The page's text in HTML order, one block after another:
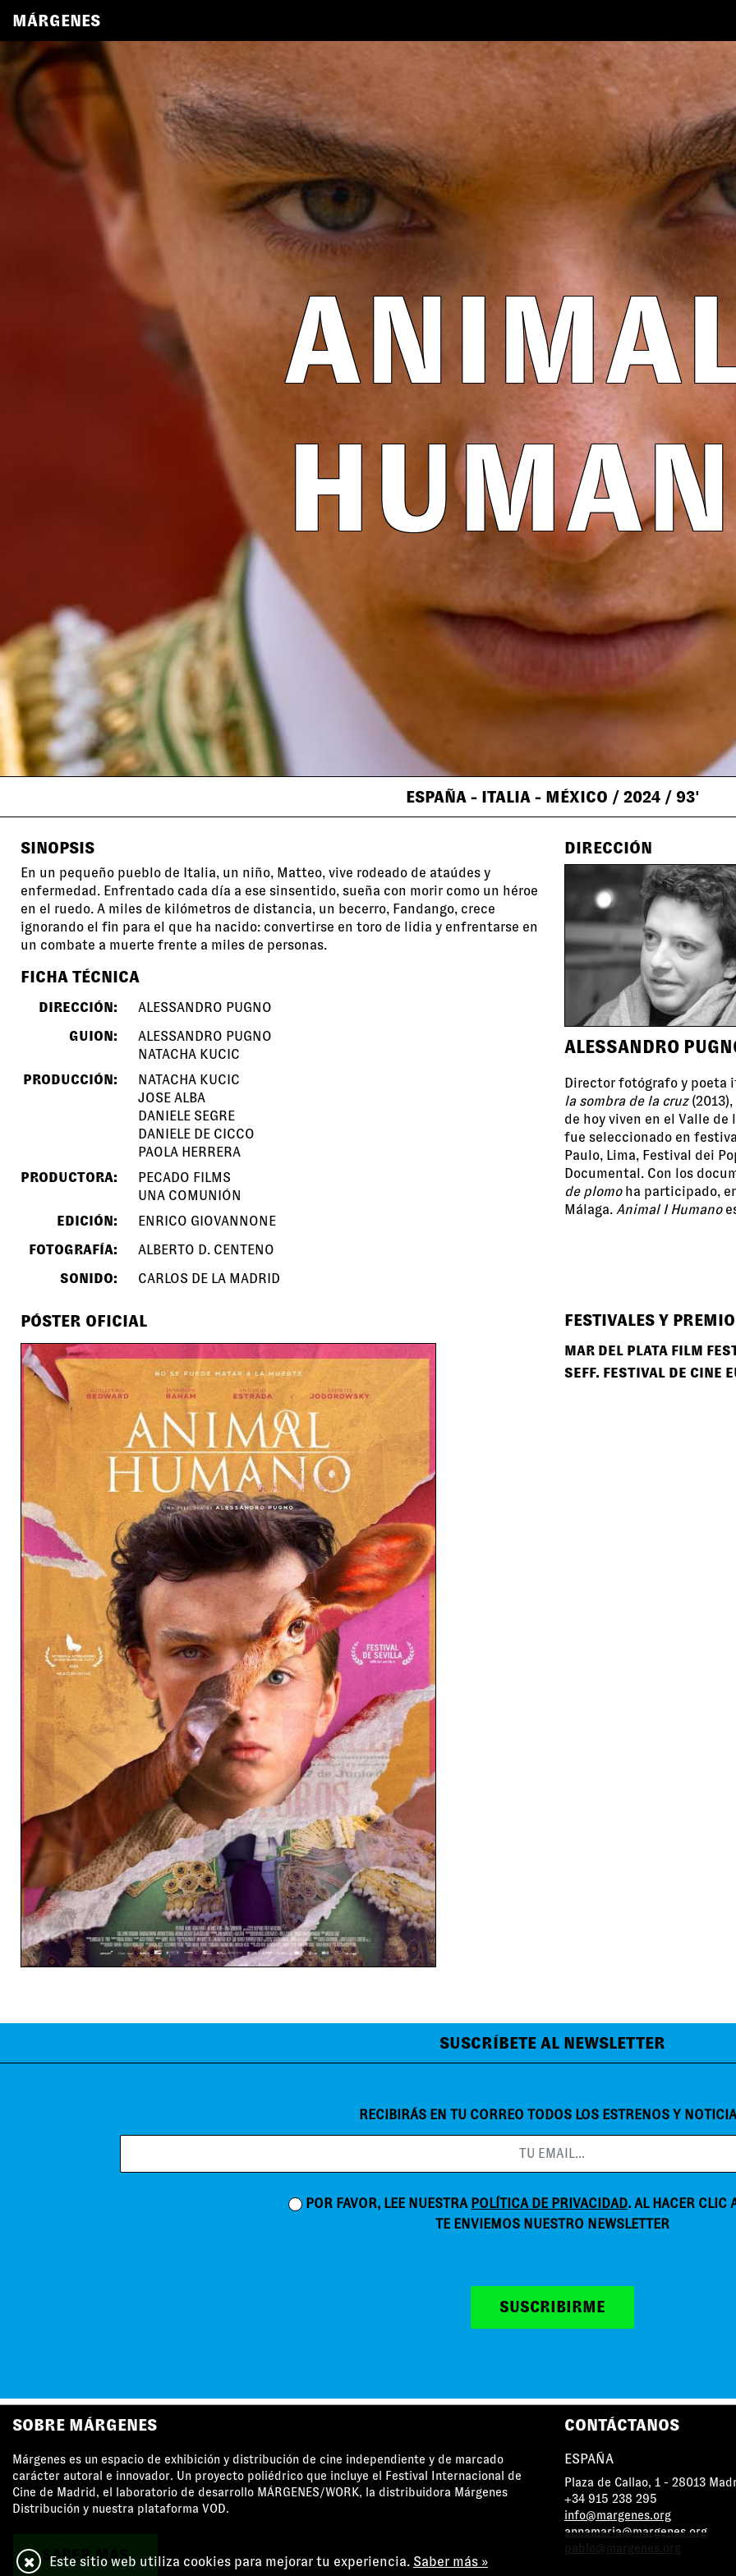
MÁRGENES
ESPAÑA - ITALIA - MÉXICO / 2024 / 93'
SINOPSIS
En un pequeño pueblo de Italia, un niño, Matteo, vive rodeado de ataúdes y
enfermedad. Enfrentado cada día a ese sinsentido, sueña con morir como un héroe
en el ruedo. A miles de kilómetros de distancia, un becerro, Fandango, crece
ignorando el fin para el que ha nacido: convertirse en toro de lidia y enfrentarse en
un combate a muerte frente a miles de personas.
FICHA TÉCNICA
DIRECCIÓN:
ALESSANDRO PUGNO
GUION:
ALESSANDRO PUGNO
NATACHA KUCIC
PRODUCCIÓN:
NATACHA KUCIC
JOSE ALBA
DANIELE SEGRE
DANIELE DE CICCO
PAOLA HERRERA
PRODUCTORA:
PECADO FILMS
UNA COMUNIÓN
EDICIÓN:
ENRICO GIOVANNONE
FOTOGRAFÍA:
ALBERTO D. CENTENO
SONIDO:
CARLOS DE LA MADRID
PÓSTER OFICIAL
DIRECCIÓN
ALESSANDRO
Director fotógrafo y poeta
la sombra de la cruz
de hoy viven en el Valle de
fue seleccionado en
Paulo, Lima, Festival dei
Documental. Con los
de plomo ha participado,
Málaga. Animal I Humano
FESTIVALES Y
MAR DEL PLATA FILM
SEFF. FESTIVAL DE CINE
SUSCRÍBETE AL NEWSLETTER
RECIBIRÁS EN TU CORREO TODOS LOS ESTRENOS Y
POR FAVOR, LEE NUESTRA POLÍTICA DE PRIVACIDAD. AL HACER CLIC
TE ENVIEMOS NUESTRO NEWSLETTER
SUSCRIBIRME
MÁRGENES AGRADECE EL APOYO DE
SOBRE MÁRGENES
Márgenes es un espacio de exhibición y distribución de cine independiente y de marcado
carácter autoral e innovador. Un proyecto poliédrico que incluye el Festival Internacional de
Cine de Madrid, el laboratorio de desarrollo MÁRGENES/WORK, la distribuidora Márgenes
Distribución y nuestra plataforma VOD.
SABER MÁS
CONTÁCTANOS
ESPAÑA
Plaza de Callao, 1 - 28013
+34 915 238 295
info@margenes.org
annamaria@margenes.org
pablo@margenes.org
Este sitio web utiliza cookies para mejorar tu experiencia. Saber más »